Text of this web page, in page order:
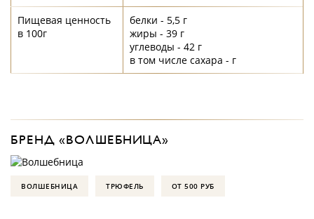
Пищевая ценность
в 100г
белки - 5,5 г
жиры - 39 г
углеводы - 42 г
в том числе сахара - г
БРЕНД «ВОЛШЕБНИЦА»
ВОЛШЕБНИЦА ТРЮФЕЛЬ ОТ 500 РУБ